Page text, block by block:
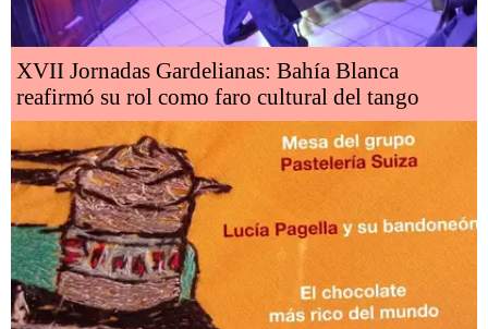
XVII Jornadas Gardelianas: Bahía Blanca
reafirmó su rol como faro cultural del tango